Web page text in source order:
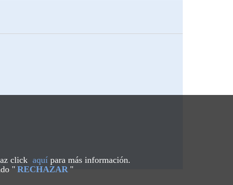
click aquí para más información.
" RECHAZAR "